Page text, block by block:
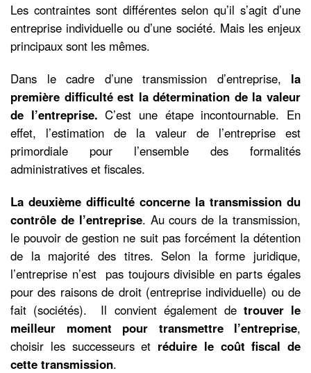
Les contraintes sont différentes selon qu’il s’agit d’une
entreprise individuelle ou d’une société. Mais les enjeux
principaux sont les mêmes.
Dans le cadre d’une transmission d’entreprise, la
première difficulté est la détermination de la valeur
de l’entreprise.C’est une étape incontournable. En
effet, l’estimation de la valeur de l’entreprise est
primordiale pour l’ensemble des formalités
administratives et fiscales.
La deuxième difficulté concerne la transmission du
contrôle de l’entreprise. Au cours de la transmission,
le pouvoir de gestion ne suit pas forcément la détention
de la majorité des titres. Selon la forme juridique,
l’entreprise n’est pas toujours divisible en parts égales
pour des raisons de droit (entreprise individuelle) ou de
fait (sociétés). Il convient également de trouver le
meilleur moment pour transmettre l’entreprise,
choisir les successeurs et réduire le coût fiscal de
cette transmission.